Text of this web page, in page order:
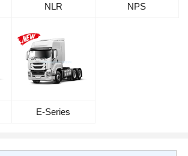
NLR NPS
E-Series